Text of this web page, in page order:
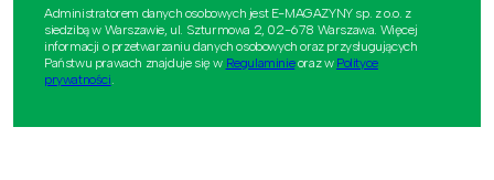
Administratorem danych osobowych jest E-MAGAZYNY sp. z o.o. z
siedzibą w Warszawie, ul. Szturmowa 2, 02-678 Warszawa. Więcej
informacji o przetwarzaniu danych osobowych oraz przysługujących
Państwu prawach znajduje się w Regulaminieoraz w Polityce
prywatności.